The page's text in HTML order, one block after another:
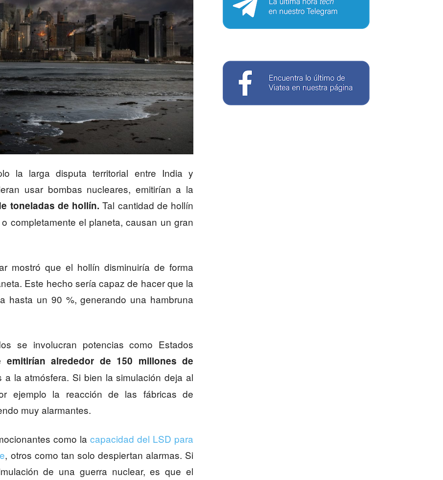
la larga disputa territorial entre India y
usar bombas nucleares, emitirían a la
toneladas de hollín.Tal cantidad de hollín
completamente el planeta, causan un gran
mostró que el hollín disminuiría de forma
Este hecho sería capaz de hacer que la
hasta un 90 %, generando una hambruna
se involucran potencias como Estados
emitirían alrededor de 150 millones de
a la atmósfera. Si bien la simulación deja al
ejemplo la reacción de las fábricas de
muy alarmantes.
como la capacidad del LSD para
, otros como tan solo despiertan alarmas. Si
de una guerra nuclear, es que el